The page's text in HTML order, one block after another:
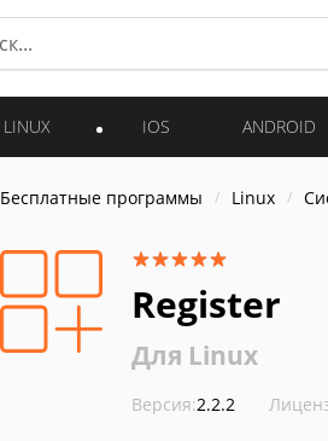
LINUX IOS ANDROID
Бесплатные программы Linux
Register
Для Linux
Версия:2.2.2